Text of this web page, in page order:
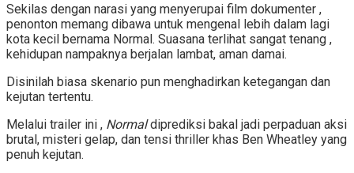
Sekilas dengan narasi yang menyerupai film dokumenter ,
penonton memang dibawa untuk mengenal lebih dalam lagi
kota kecil bernama Normal. Suasana terlihat sangat tenang ,
kehidupan nampaknya berjalan lambat, aman damai.
Disinilah biasa skenario pun menghadirkan ketegangan dan
kejutan tertentu.
Melalui trailer ini , Normaldiprediksi bakal jadi perpaduan aksi
brutal, misteri gelap, dan tensi thriller khas Ben Wheatley yang
penuh kejutan.